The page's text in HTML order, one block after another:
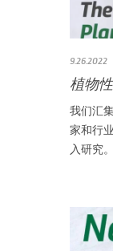
9.26.2022
植物
我们汇
家和行
入研究。